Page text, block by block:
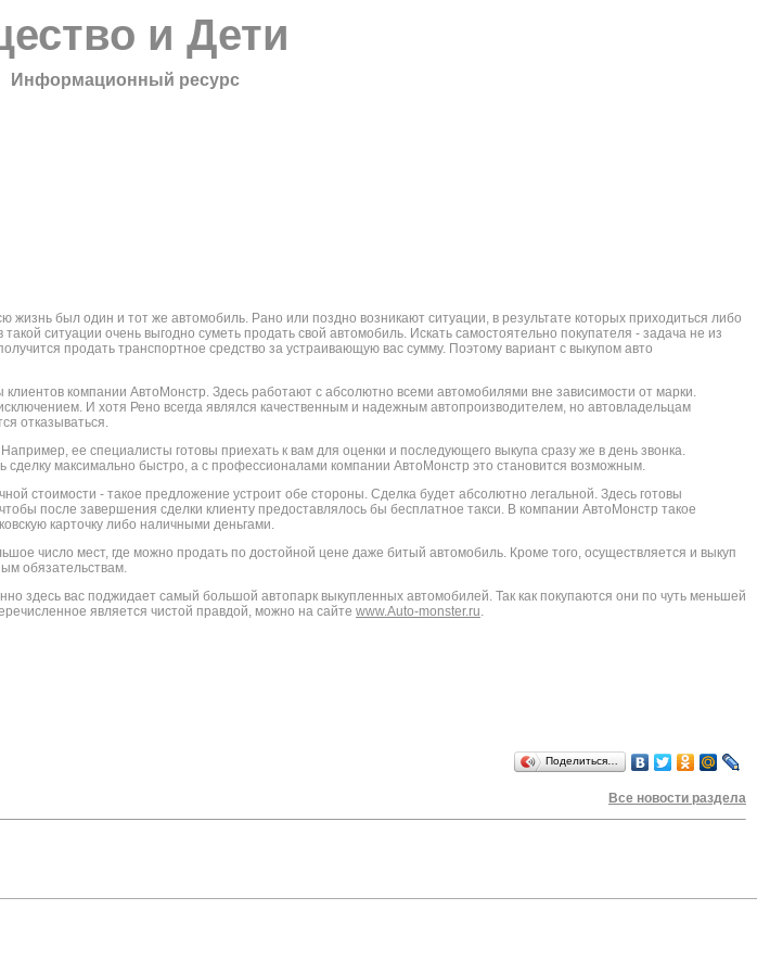
и Дети
Информационный ресурс
жизнь был один и тот же автомобиль. Рано или поздно возникают ситуации, в результате которых приходиться либо
ситуации очень выгодно суметь продать свой автомобиль. Искать самостоятельно покупателя - задача не из
продать транспортное средство за устраивающую вас сумму. Поэтому вариант с выкупом авто
компании АвтоМонстр. Здесь работают с абсолютно всеми автомобилями вне зависимости от марки.
И хотя Рено всегда являлся качественным и надежным автопроизводителем, но автовладельцам
отказываться.
ее специалисты готовы приехать к вам для оценки и последующего выкупа сразу же в день звонка.
максимально быстро, а с профессионалами компании АвтоМонстр это становится возможным.
стоимости - такое предложение устроит обе стороны. Сделка будет абсолютно легальной. Здесь готовы
после завершения сделки клиенту предоставлялось бы бесплатное такси. В компании АвтоМонстр такое
карточку либо наличными деньгами.
число мест, где можно продать по достойной цене даже битый автомобиль. Кроме того, осуществляется и выкуп
обязательствам.
здесь вас поджидает самый большой автопарк выкупленных автомобилей. Так как покупаются они по чуть меньшей
является чистой правдой, можно на сайте www.Auto-monster.ru.
Поделиться…
Все новости раздела